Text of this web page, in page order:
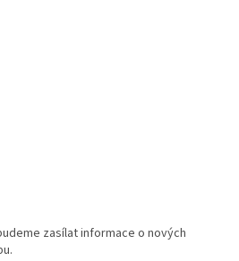
zasílat informace o nových